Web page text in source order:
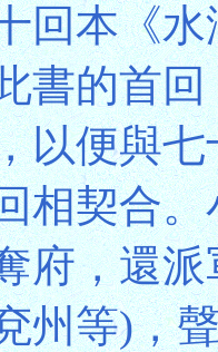
回本《
書的首
以便與
相契合
府，還
州等)，